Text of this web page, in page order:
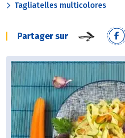
Tagliatelles multicolores
Partager sur